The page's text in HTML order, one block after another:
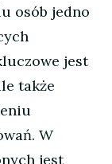
osób jedno
jest
także
W
jest